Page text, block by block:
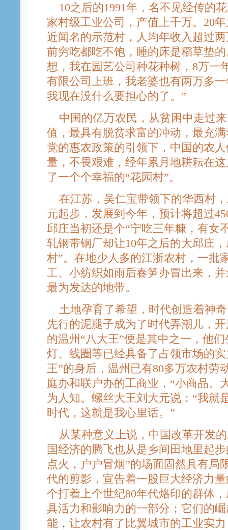
10之后的1991年，名不见经传的
家村级工业公司，产值上千万。20
近闻名的示范村，人均年收入超过
前穷吃都吃不饱，睡的床是稻草垫
想，我在园艺公司种花种树，8万一
有限公司上班，我老婆也有两万多
我现在没什么要担心的了。”
中国的亿万农民，从贫困中走过
值，最具有脱贫求富的冲动，最充
党的惠农政策的引领下，中国的农
量，不畏艰难，经年累月地耕耘在
了一个个幸福的“花园村”。
在江苏，吴仁宝带领下的华西村，
元起步，发展到今年，预计将超过
邱庄当初还是个“宁吃三年糠，有女
轧钢带钢厂却让10年之后的大邱庄
村”。在地少人多的江浙农村，一批
工、小纺织如雨后春笋办冒出来，
最为发达的地带。
土地孕育了希望，时代创造着神
先行的泥腿子成为了时代弄潮儿，
的温州“八大王”便是其中之一，他
灯、线圈等已经具备了占领市场的
王”的身后，温州已有80多万农村劳
庭办和联户办的工商业，“小商品、
为人知。螺丝大王刘大元说：“我就
时代，这就是我心里话。”
从某种意义上说，中国改革开发
国经济的腾飞也从是乡间田地里起
点火，户户冒烟”的场面固然具有局
代的剪影，宣告着一股巨大经济力
个打着上个世纪80年代烙印的群体
具活力和影响力的一部分；它们的
能，让农村有了比翼城市的工业实